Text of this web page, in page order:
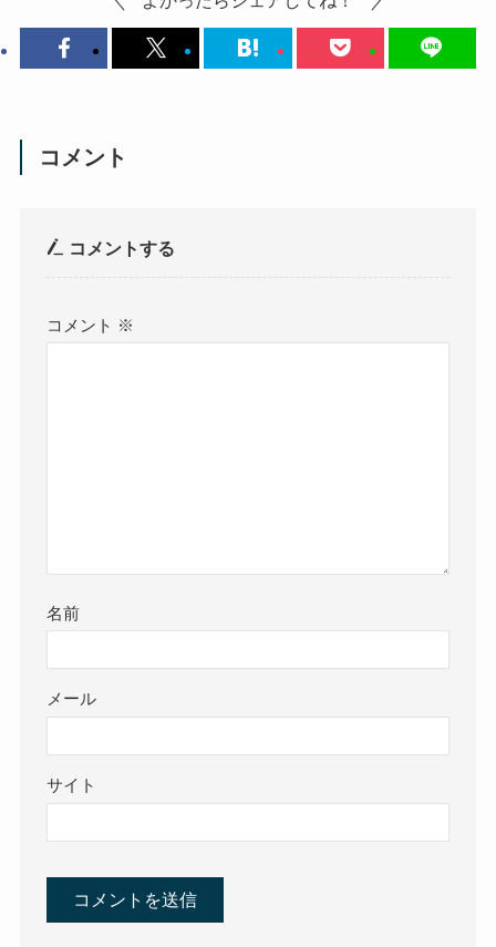
コメント
コメントする
コメント ※
名前
メール
サイト